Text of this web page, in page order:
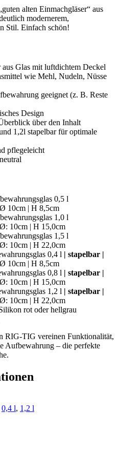
alten Einmachgläser“ aus
modernerem,
Stil. Einfach schön!
Glas mit luftdichtem Deckel
wie Mehl, Nudeln, Nüsse
geeignet (z. B. Reste
Design
über den Inhalt
1,2l stapelbar für optimale
pflegeleicht
0,5 l
10cm | H 8,5cm
1,0 l
10cm | H 15,0cm
1,5 l
10cm | H 22,0cm
0,4 l
| stapelbar |
10cm | H 8,5cm
0,8 l
| stapelbar |
10cm | H 15,0cm
1,2 l
| stapelbar |
10cm | H 22,0cm
rot oder hellgrau
RIG-TIG vereinen Funktionalität,
Aufbewahrung – die perfekte
0,4 l, 1,2 l